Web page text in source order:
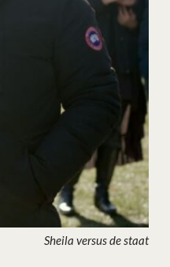
Sheila versus de staat